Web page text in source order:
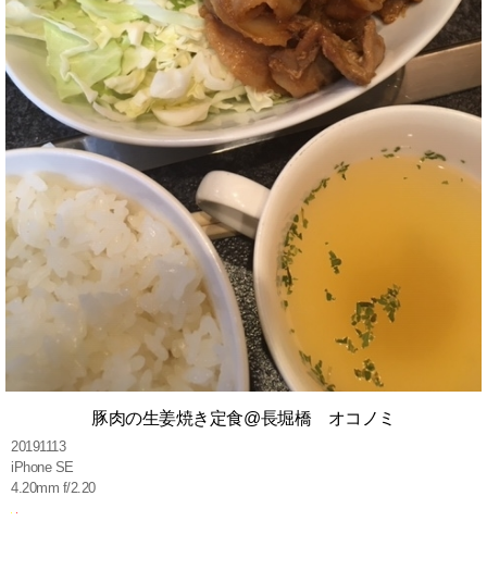
豚肉の生姜焼き定食@長堀橋 オコノミ
20191113
iPhone SE
4.20mm f/2.20